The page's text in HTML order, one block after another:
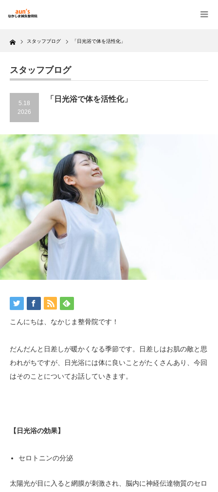
Home スタッフブログ 「日光浴で体を活性化」
スタッフブログ
5.18
2026
「日光浴で体を活性化」
こんにちは、なかじま整骨院です！
だんだんと日差しが暖かくなる季節です。日差しはお肌の敵と思
われがちですが、日光浴には体に良いことがたくさんあり、今回
はそのことについてお話していきます。
【日光浴の効果】
セロトニンの分泌
太陽光が目に入ると網膜が刺激され、脳内に神経伝達物質のセロ